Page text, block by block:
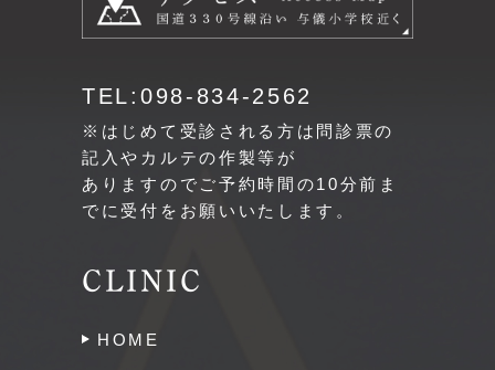
TEL:098-834-2562
※はじめて受診される方は問診票の
記入やカルテの作製等が
ありますのでご予約時間の10分前ま
でに受付をお願いいたします。
CLINIC
HOME